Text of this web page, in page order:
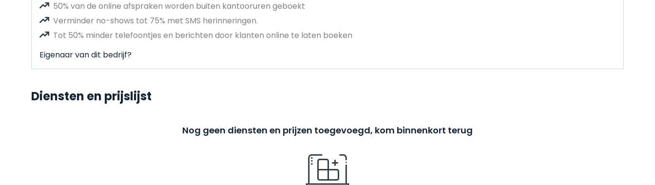
50% van de online afspraken worden buiten kantooruren geboekt
Verminder no-shows tot 75% met SMS herinneringen.
Tot 50% minder telefoontjes en berichten door klanten online te laten boeken
Eigenaar van dit bedrijf?
Diensten en prijslijst
Nog geen diensten en prijzen toegevoegd, kom binnenkort terug